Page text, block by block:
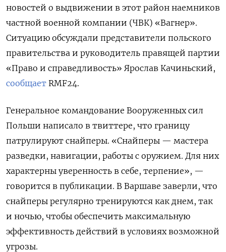
новостей о выдвижении в этот район наемников
частной военной компании (ЧВК) «Вагнер».
Ситуацию обсуждали представители польского
правительства и руководитель правящей партии
«Право и справедливость» Ярослав Качиньский,
сообщает RMF24.
Генеральное командование Вооруженных сил
Польши написало в твиттере, что границу
патрулируют снайперы. «Снайперы — мастера
разведки, навигации, работы с оружием. Для них
характерны уверенность в себе, терпение», —
говорится в публикации. В Варшаве заверли, что
снайперы регулярно тренируются как днем, так
и ночью, чтобы обеспечить максимальную
эффективность действий в условиях возможной
угрозы.